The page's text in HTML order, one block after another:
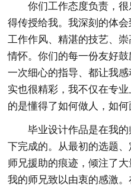
你们工作态度负责，
得传授给我。我深刻的体
工作作风、精湛的技艺、
情怀。你们的每一份友好
一次细心的指导、都让我
实也很精彩，我不仅在专
的是懂得了如何做人，如何
毕业设计作品是在我
下完成的。从最初的选题
师兄援助的痕迹，倾注了
我的师兄致以由衷的感激